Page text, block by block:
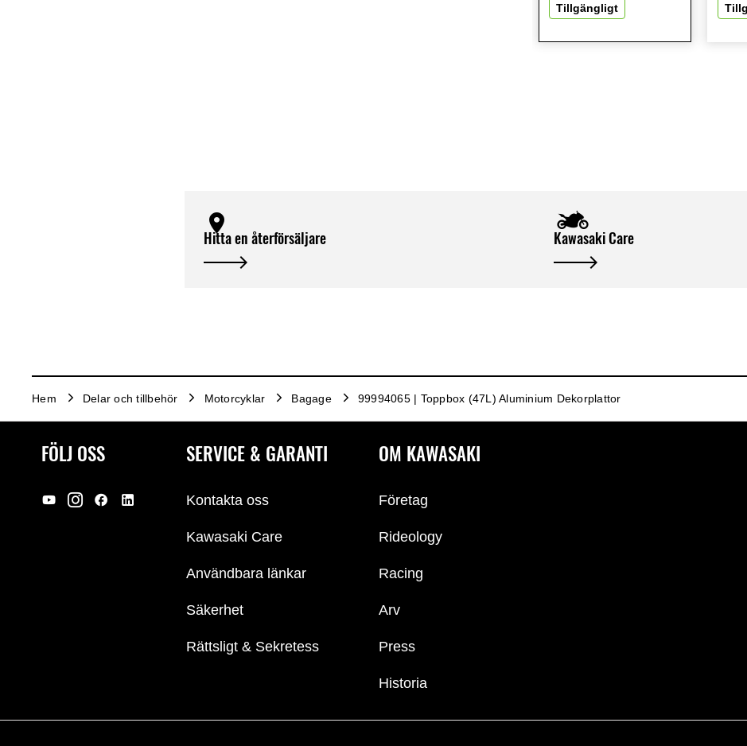
Tillgängligt
Hitta en återförsäljare Kawasaki Care
Hem Delar och tillbehör Motorcyklar Bagage 99994065 | Toppbox (47L) Aluminium Dekorplattor
FÖLJ OSS SERVICE & GARANTI
Kontakta oss
Kawasaki Care
Användbara länkar
Säkerhet
Rättsligt & Sekretess
OM KAWASAKI
Företag
Rideology
Racing
Arv
Press
Historia